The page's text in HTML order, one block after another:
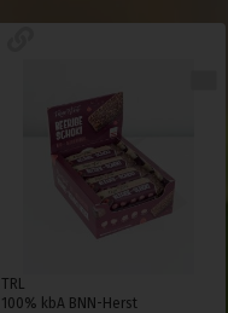
TRL
100% kbA BNN-Herst